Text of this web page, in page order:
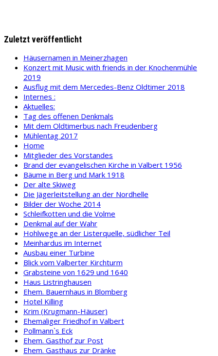
Zuletzt veröffentlicht
Häusernamen in Meinerzhagen
Konzert mit Music with friends in der Knochenmühle
2019
Ausflug mit dem Mercedes-Benz Oldtimer 2018
Internes :
Aktuelles:
Tag des offenen Denkmals
Mit dem Oldtimerbus nach Freudenberg
Mühlentag 2017
Home
Mitglieder des Vorstandes
Brand der evangelischen Kirche in Valbert 1956
Bäume in Berg und Mark 1918
Der alte Skiweg
Die Jägerleitstellung an der Nordhelle
Bilder der Woche 2014
Schleifkotten und die Volme
Denkmal auf der Wahr
Hohlwege an der Listerquelle, südlicher Teil
Meinhardus im Internet
Ausbau einer Turbine
Blick vom Valberter Kirchturm
Grabsteine von 1629 und 1640
Haus Listringhausen
Ehem. Bauernhaus in Blomberg
Hotel Killing
Krim (Krugmann-Häuser)
Ehemaliger Friedhof in Valbert
Pollmann`s Eck
Ehem. Gasthof zur Post
Ehem. Gasthaus zur Dränke